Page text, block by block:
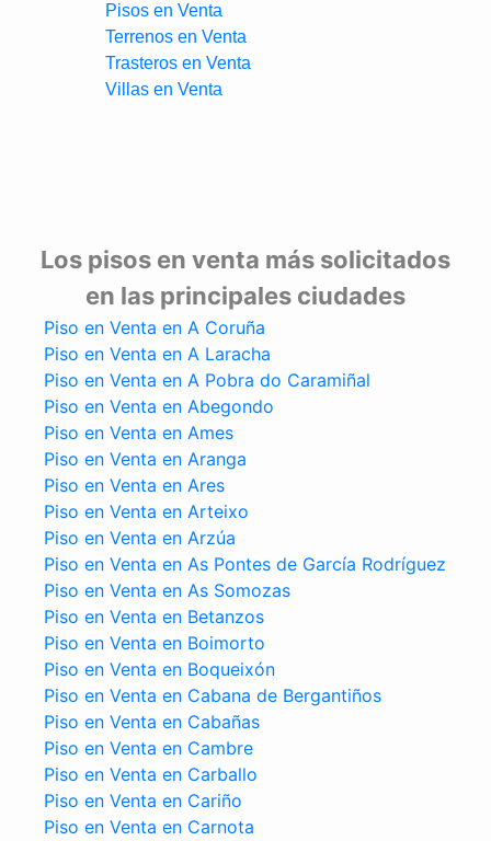
Pisos en Venta
Terrenos en Venta
Trasteros en Venta
Villas en Venta
Los pisos en venta más solicitados
en las principales ciudades
Piso en Venta en A Coruña
Piso en Venta en A Laracha
Piso en Venta en A Pobra do Caramiñal
Piso en Venta en Abegondo
Piso en Venta en Ames
Piso en Venta en Aranga
Piso en Venta en Ares
Piso en Venta en Arteixo
Piso en Venta en Arzúa
Piso en Venta en As Pontes de García Rodríguez
Piso en Venta en As Somozas
Piso en Venta en Betanzos
Piso en Venta en Boimorto
Piso en Venta en Boqueixón
Piso en Venta en Cabana de Bergantiños
Piso en Venta en Cabañas
Piso en Venta en Cambre
Piso en Venta en Carballo
Piso en Venta en Cariño
Piso en Venta en Carnota